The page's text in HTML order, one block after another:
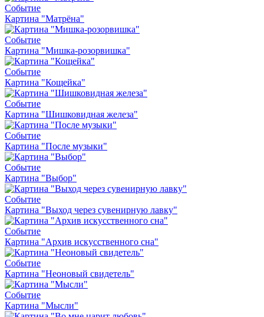
Событие
Картина "Матрёна"
Событие
Картина "Мишка-розорвишка"
Событие
Картина "Кощейка"
Событие
Картина "Шишковидная железа"
Событие
Картина "После музыки"
Событие
Картина "Выбор"
Событие
Картина "Выход через сувенирную лавку"
Событие
Картина "Архив искусственного сна"
Событие
Картина "Неоновый свидетель"
Событие
Картина "Мысли"